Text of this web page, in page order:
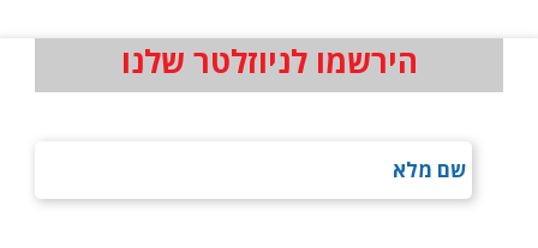
הירשמו לניוזלטר שלנו